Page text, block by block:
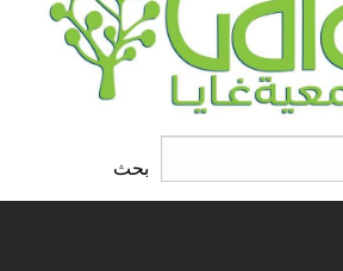
بحث